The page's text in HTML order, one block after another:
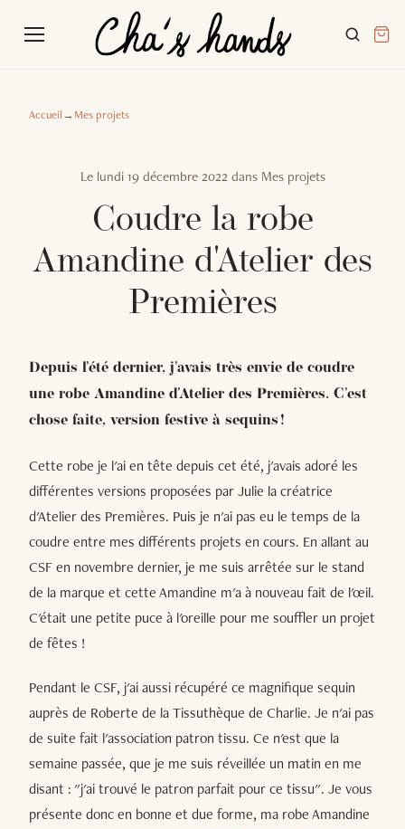
Accueil→Mes projets
Le lundi 19 décembre 2022dans Mes projets
Coudre la robe
Amandine d'Atelier des
Premières
Depuis l'été dernier, j'avais très envie de coudre
une robe Amandine d'Atelier des Premières. C'est
chose faite, version festive à sequins !
Cette robe je l'ai en tête depuis cet été, j'avais adoré les
différentes versions proposées par Julie la créatrice
d'Atelier des Premières. Puis je n'ai pas eu le temps de la
coudre entre mes différents projets en cours. En allant au
CSF en novembre dernier, je me suis arrêtée sur le stand
de la marque et cette Amandine m'a à nouveau fait de l'œil.
C'était une petite puce à l'oreille pour me souffler un projet
de fêtes !
Pendant le CSF, j'ai aussi récupéré ce magnifique sequin
auprès de Roberte de la Tissuthèque de Charlie. Je n'ai pas
de suite fait l'association patron tissu. Ce n'est que la
semaine passée, que je me suis réveillée un matin en me
disant : "j'ai trouvé le patron parfait pour ce tissu". Je vous
présente donc en bonne et due forme, ma robe Amandine